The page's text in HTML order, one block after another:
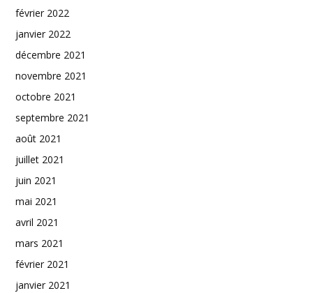
février 2022
janvier 2022
décembre 2021
novembre 2021
octobre 2021
septembre 2021
août 2021
juillet 2021
juin 2021
mai 2021
avril 2021
mars 2021
février 2021
janvier 2021